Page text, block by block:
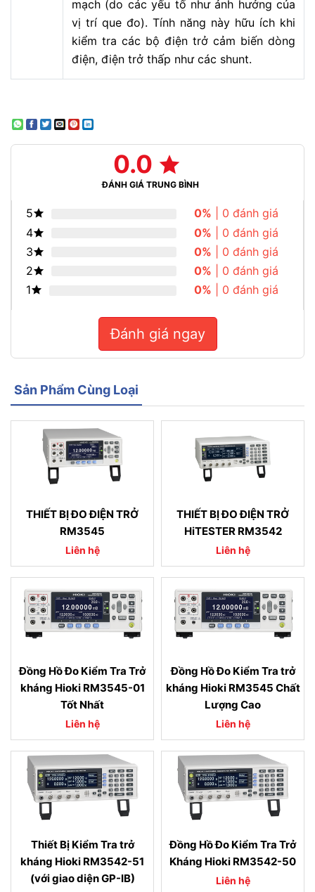
mạch (do các yếu tố như ảnh hưởng của
vị trí que đo). Tính năng này hữu ích khi
kiểm tra các bộ điện trở cảm biến dòng
điện, điện trở thấp như các shunt.
0.0
ĐÁNH GIÁ TRUNG BÌNH
5 0% | 0 đánh giá
4
0% | 0 đánh giá
3
0% | 0 đánh giá
2
0% | 0 đánh giá
1
0% | 0 đánh giá
Đánh giá ngay
Sản Phẩm Cùng Loại
THIẾT BỊ ĐO ĐIỆN TRỞ
RM3545
Liên hệ
THIẾT BỊ ĐO ĐIỆN TRỞ
HiTESTER RM3542
Liên hệ
Đồng Hồ Đo Kiểm Tra Trở
kháng Hioki RM3545-01
Tốt Nhất
Liên hệ
Đồng Hồ Đo Kiểm Tra trở
kháng Hioki RM3545 Chất
Lượng Cao
Liên hệ
Thiết Bị Kiểm Tra trở
kháng Hioki RM3542-51
(với giao diện GP-IB)
Đồng Hồ Đo Kiểm Tra Trở
Kháng Hioki RM3542-50
Liên hệ